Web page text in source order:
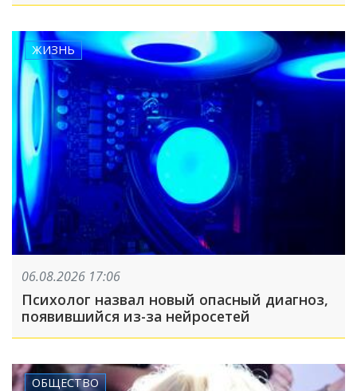
ЖИЗНЬ
06.08.2026 17:06
Психолог назвал новый опасный диагноз,
появившийся из-за нейросетей
ОБЩЕСТВО